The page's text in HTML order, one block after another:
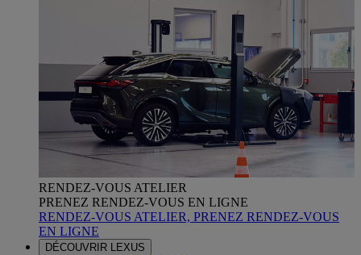
RENDEZ-VOUS ATELIER
PRENEZ RENDEZ-VOUS EN LIGNE
RENDEZ-VOUS ATELIER, PRENEZ RENDEZ-VOUS
EN LIGNE
DÉCOUVRIR LEXUS